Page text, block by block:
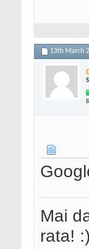
13th March
Mai
rata!